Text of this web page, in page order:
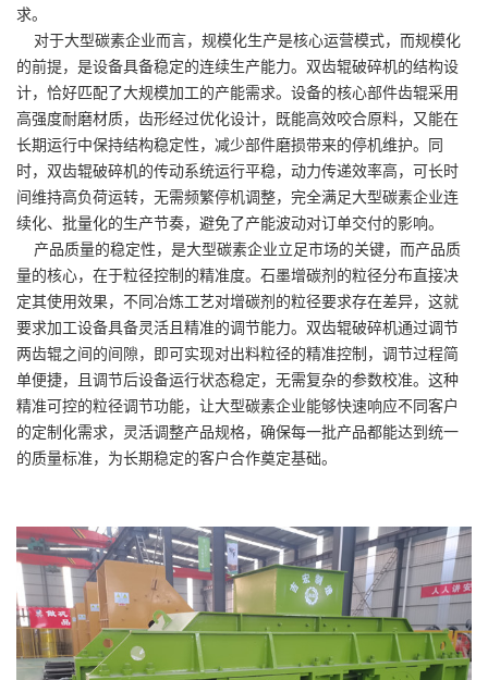
求。
对于大型碳素企业而言，规模化生产是核心运营模式，而规模化
的前提，是设备具备稳定的连续生产能力。双齿辊破碎机的结构设
计，恰好匹配了大规模加工的产能需求。设备的核心部件齿辊采用
高强度耐磨材质，齿形经过优化设计，既能高效咬合原料，又能在
长期运行中保持结构稳定性，减少部件磨损带来的停机维护。同
时，双齿辊破碎机的传动系统运行平稳，动力传递效率高，可长时
间维持高负荷运转，无需频繁停机调整，完全满足大型碳素企业连
续化、批量化的生产节奏，避免了产能波动对订单交付的影响。
产品质量的稳定性，是大型碳素企业立足市场的关键，而产品质
量的核心，在于粒径控制的精准度。石墨增碳剂的粒径分布直接决
定其使用效果，不同冶炼工艺对增碳剂的粒径要求存在差异，这就
要求加工设备具备灵活且精准的调节能力。双齿辊破碎机通过调节
两齿辊之间的间隙，即可实现对出料粒径的精准控制，调节过程简
单便捷，且调节后设备运行状态稳定，无需复杂的参数校准。这种
精准可控的粒径调节功能，让大型碳素企业能够快速响应不同客户
的定制化需求，灵活调整产品规格，确保每一批产品都能达到统一
的质量标准，为长期稳定的客户合作奠定基础。